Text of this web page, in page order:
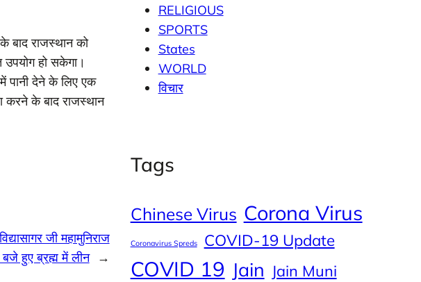
बाद राजस्थान को
हो सकेगा।
पानी देने के लिए एक
करने के बाद राजस्थान
जी महामुनिराज
हुए ब्रह्म में लीन
→
RELIGIOUS
SPORTS
States
WORLD
विचार
Tags
Chinese Virus Corona Virus
Coronavirus Spreds COVID-19 Update
COVID 19 Jain Jain Muni